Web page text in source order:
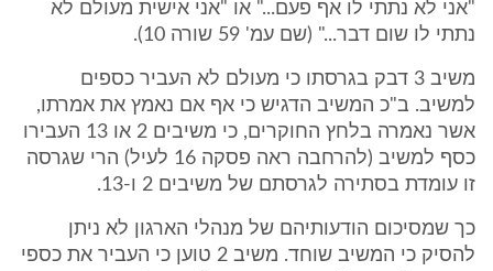
"אני לא נתתי לו אף פעם..." או "אני אישית מעולם לא
נתתי לו שום דבר..." (שם עמ' 59 שורה 10).
משיב 3 דבק בגרסתו כי מעולם לא העביר כספים
למשיב. ב"כ המשיב הדגיש כי אף אם נאמץ את אמרתו,
אשר נאמרה בלחץ החוקרים, כי משיבים 2 או 13 העבירו
כסף למשיב (להרחבה ראה פסקה 16 לעיל) הרי שגרסה
זו עומדת בסתירה לגרסתם של משיבים 2 ו-13.
כך שמסיכום הודעותיהם של מנהלי הארגון לא ניתן
להסיק כי המשיב שוחד. משיב 2 טוען כי העביר את כספי